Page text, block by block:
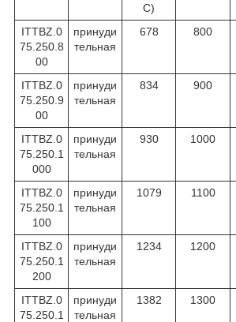
C)
ITTBZ.0
75.250.8
00
принуди
тельная
678 800
ITTBZ.0
75.250.9
00
принуди
тельная
834 900
ITTBZ.0
75.250.1
000
принуди
тельная
930 1000
ITTBZ.0
75.250.1
100
принуди
тельная
1079 1100
ITTBZ.0
75.250.1
200
принуди
тельная
1234 1200
ITTBZ.0
75.250.1
принуди
тельная
1382 1300